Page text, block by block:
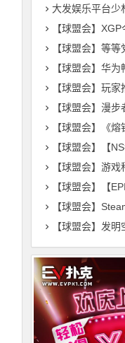
大发娱乐平台少
【球盟会】
【球盟会】等等党福音！
【球盟会】华为
【球盟会】玩家推断
【球盟会】漫步者Hecate
【球盟会】《熔铁少
【球盟会】【NS每日新闻
【球盟会】游戏科学
【球盟会】【EPIC】现在
【球盟会】Steam喜加一
【球盟会】发